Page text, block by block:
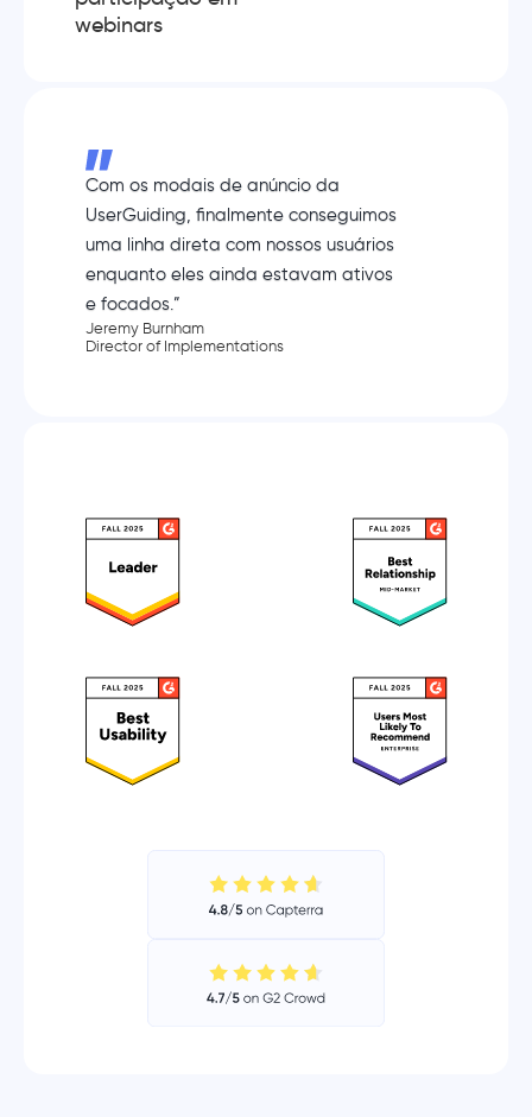
webinars
Com os modais de anúncio da
UserGuiding, finalmente conseguimos
uma linha direta com nossos usuários
enquanto eles ainda estavam ativos
e focados.”
Jeremy Burnham
Director of Implementations